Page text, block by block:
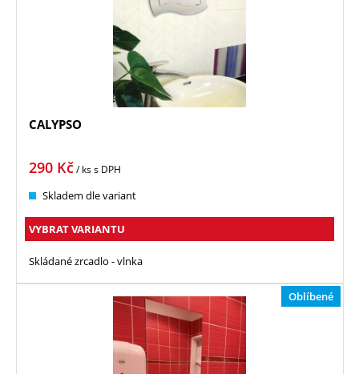
CALYPSO
290 Kč/ kss DPH
Skladem dle variant
VYBRAT VARIANTU
Skládané zrcadlo - vlnka
Oblíbené